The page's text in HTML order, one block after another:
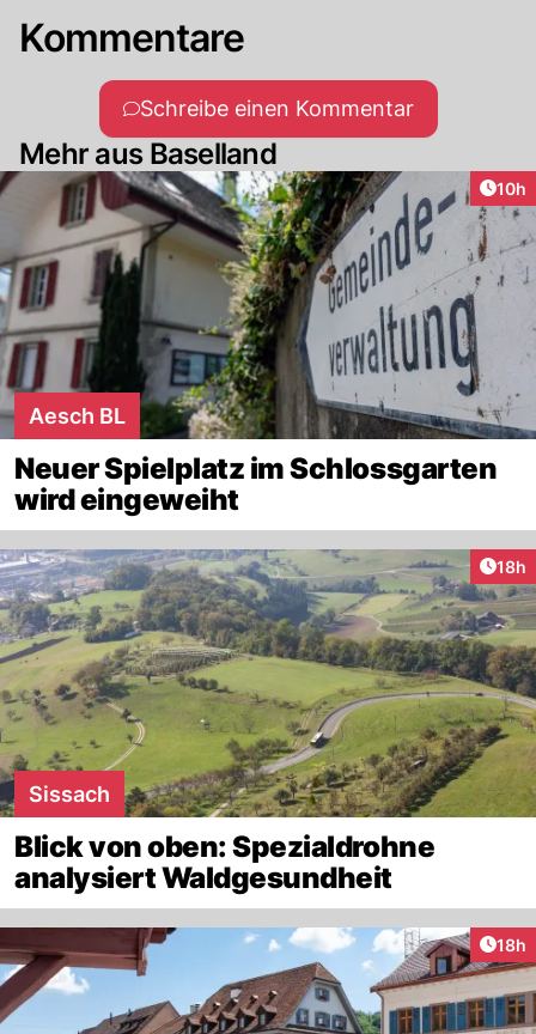
Kommentare
Schreibe einen Kommentar
Mehr aus Baselland
10h
Aesch BL
Neuer Spielplatz im Schlossgarten
wird eingeweiht
18h
Sissach
Blick von oben: Spezialdrohne
analysiert Waldgesundheit
18h